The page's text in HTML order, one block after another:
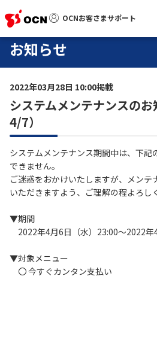
OCNお客さまサポート
OCNお客さまサポート
サポートトップ
よくあるご質問
工事・故障情報
各種ダウンロード
お問い合わせ
お知らせ
2022年03月28日 10:00掲載
システムメンテナンスの
4/7）
システムメンテナンス期間中は、下記
できません。
ご迷惑をおかけいたしますが、メンテ
いただきますよう、ご理解の程よろし
▼期間
2022年4月6日（水）23:00～2022年
▼対象メニュー
〇 今すぐカンタン支払い